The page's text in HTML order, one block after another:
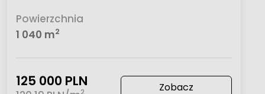
Powierzchnia
1 040 m2
125 000 PLN Zobacz